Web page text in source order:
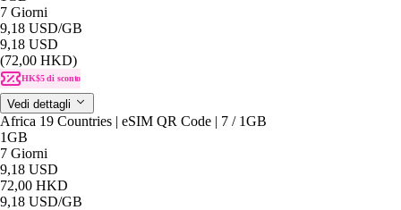
7 Giorni
9,18 USD/GB
9,18 USD
(72,00 HKD)
HK$5 di sconto
Vedi dettagli
Africa 19 Countries | eSIM QR Code | 7 / 1GB
1GB
7 Giorni
9,18 USD
72,00 HKD
9,18 USD/GB